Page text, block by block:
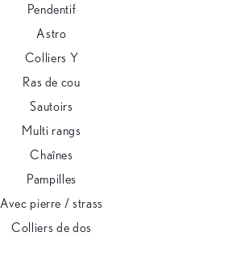
Pendentif
Astro
Colliers Y
Ras de cou
Sautoirs
Multi rangs
Chaînes
Pampilles
Avec pierre / strass
Colliers de dos